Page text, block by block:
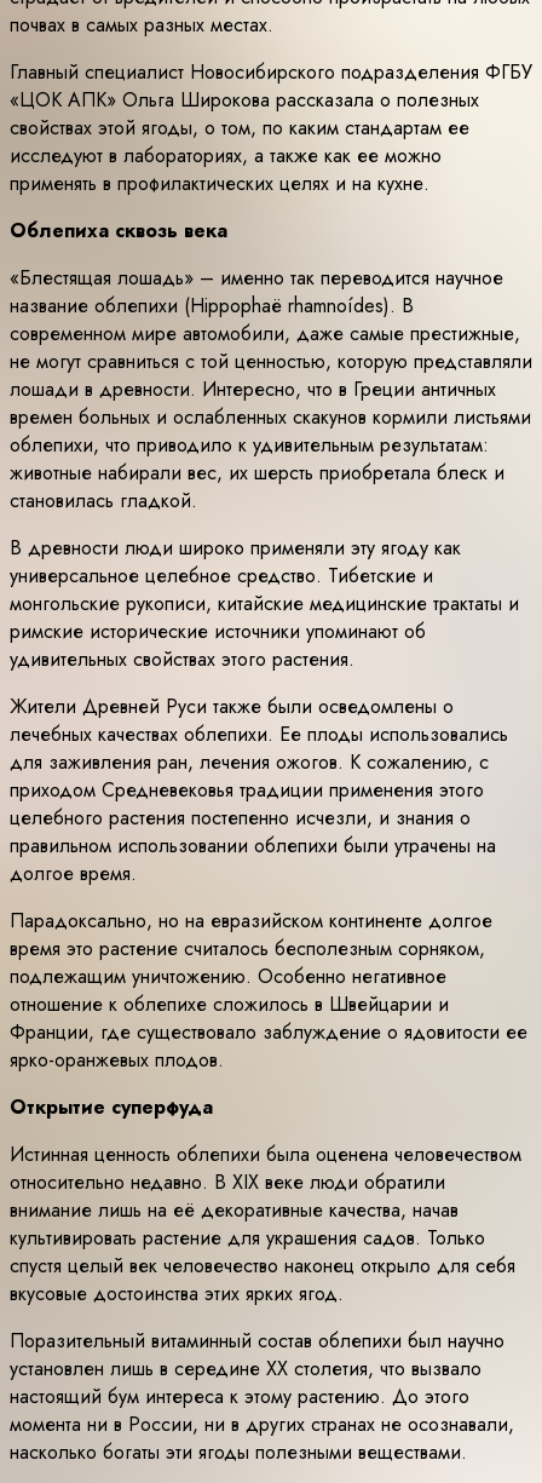
почвах в самых разных местах.
Главный специалист Новосибирского подразделения ФГБУ
«ЦОК АПК» Ольга Широкова рассказала о полезных
свойствах этой ягоды, о том, по каким стандартам ее
исследуют в лабораториях, а также как ее можно
применять в профилактических целях и на кухне.
Облепиха сквозь века
«Блестящая лошадь» – именно так переводится научное
название облепихи (Hippophaë rhamnoídes). В
современном мире автомобили, даже самые престижные,
не могут сравниться с той ценностью, которую представляли
лошади в древности. Интересно, что в Греции античных
времен больных и ослабленных скакунов кормили листьями
облепихи, что приводило к удивительным результатам:
животные набирали вес, их шерсть приобретала блеск и
становилась гладкой.
В древности люди широко применяли эту ягоду как
универсальное целебное средство. Тибетские и
монгольские рукописи, китайские медицинские трактаты и
римские исторические источники упоминают об
удивительных свойствах этого растения.
Жители Древней Руси также были осведомлены о
лечебных качествах облепихи. Ее плоды использовались
для заживления ран, лечения ожогов. К сожалению, с
приходом Средневековья традиции применения этого
целебного растения постепенно исчезли, и знания о
правильном использовании облепихи были утрачены на
долгое время.
Парадоксально, но на евразийском континенте долгое
время это растение считалось бесполезным сорняком,
подлежащим уничтожению. Особенно негативное
отношение к облепихе сложилось в Швейцарии и
Франции, где существовало заблуждение о ядовитости ее
ярко-оранжевых плодов.
Открытие суперфуда
Истинная ценность облепихи была оценена человечеством
относительно недавно. В XIX веке люди обратили
внимание лишь на её декоративные качества, начав
культивировать растение для украшения садов. Только
спустя целый век человечество наконец открыло для себя
вкусовые достоинства этих ярких ягод.
Поразительный витаминный состав облепихи был научно
установлен лишь в середине XX столетия, что вызвало
настоящий бум интереса к этому растению. До этого
момента ни в России, ни в других странах не осознавали,
насколько богаты эти ягоды полезными веществами.